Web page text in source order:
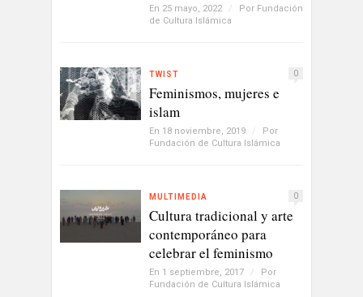
En 25 mayo, 2022 / Por Fundación
de Cultura Islámica
TWIST 0
Feminismos, mujeres e
islam
En 18 noviembre, 2019 /
Por
Fundación de Cultura Islámica
MULTIMEDIA 0
Cultura tradicional y arte
contemporáneo para
celebrar el feminismo
En 1 septiembre, 2017 /
Por
Fundación de Cultura Islámica